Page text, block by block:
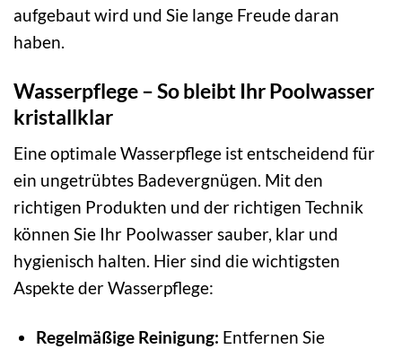
aufgebaut wird und Sie lange Freude daran
haben.
Wasserpflege – So bleibt Ihr Poolwasser
kristallklar
Eine optimale Wasserpflege ist entscheidend für
ein ungetrübtes Badevergnügen. Mit den
richtigen Produkten und der richtigen Technik
können Sie Ihr Poolwasser sauber, klar und
hygienisch halten. Hier sind die wichtigsten
Aspekte der Wasserpflege:
Regelmäßige Reinigung: Entfernen Sie